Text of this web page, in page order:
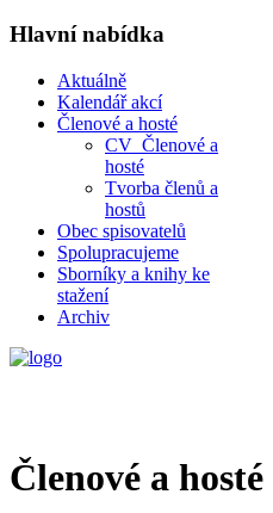
Hlavní nabídka
Aktuálně
Kalendář akcí
Členové a hosté
CV_Členové a
hosté
Tvorba členů a
hostů
Obec spisovatelů
Spolupracujeme
Sborníky a knihy ke
stažení
Archiv
Členové a hosté